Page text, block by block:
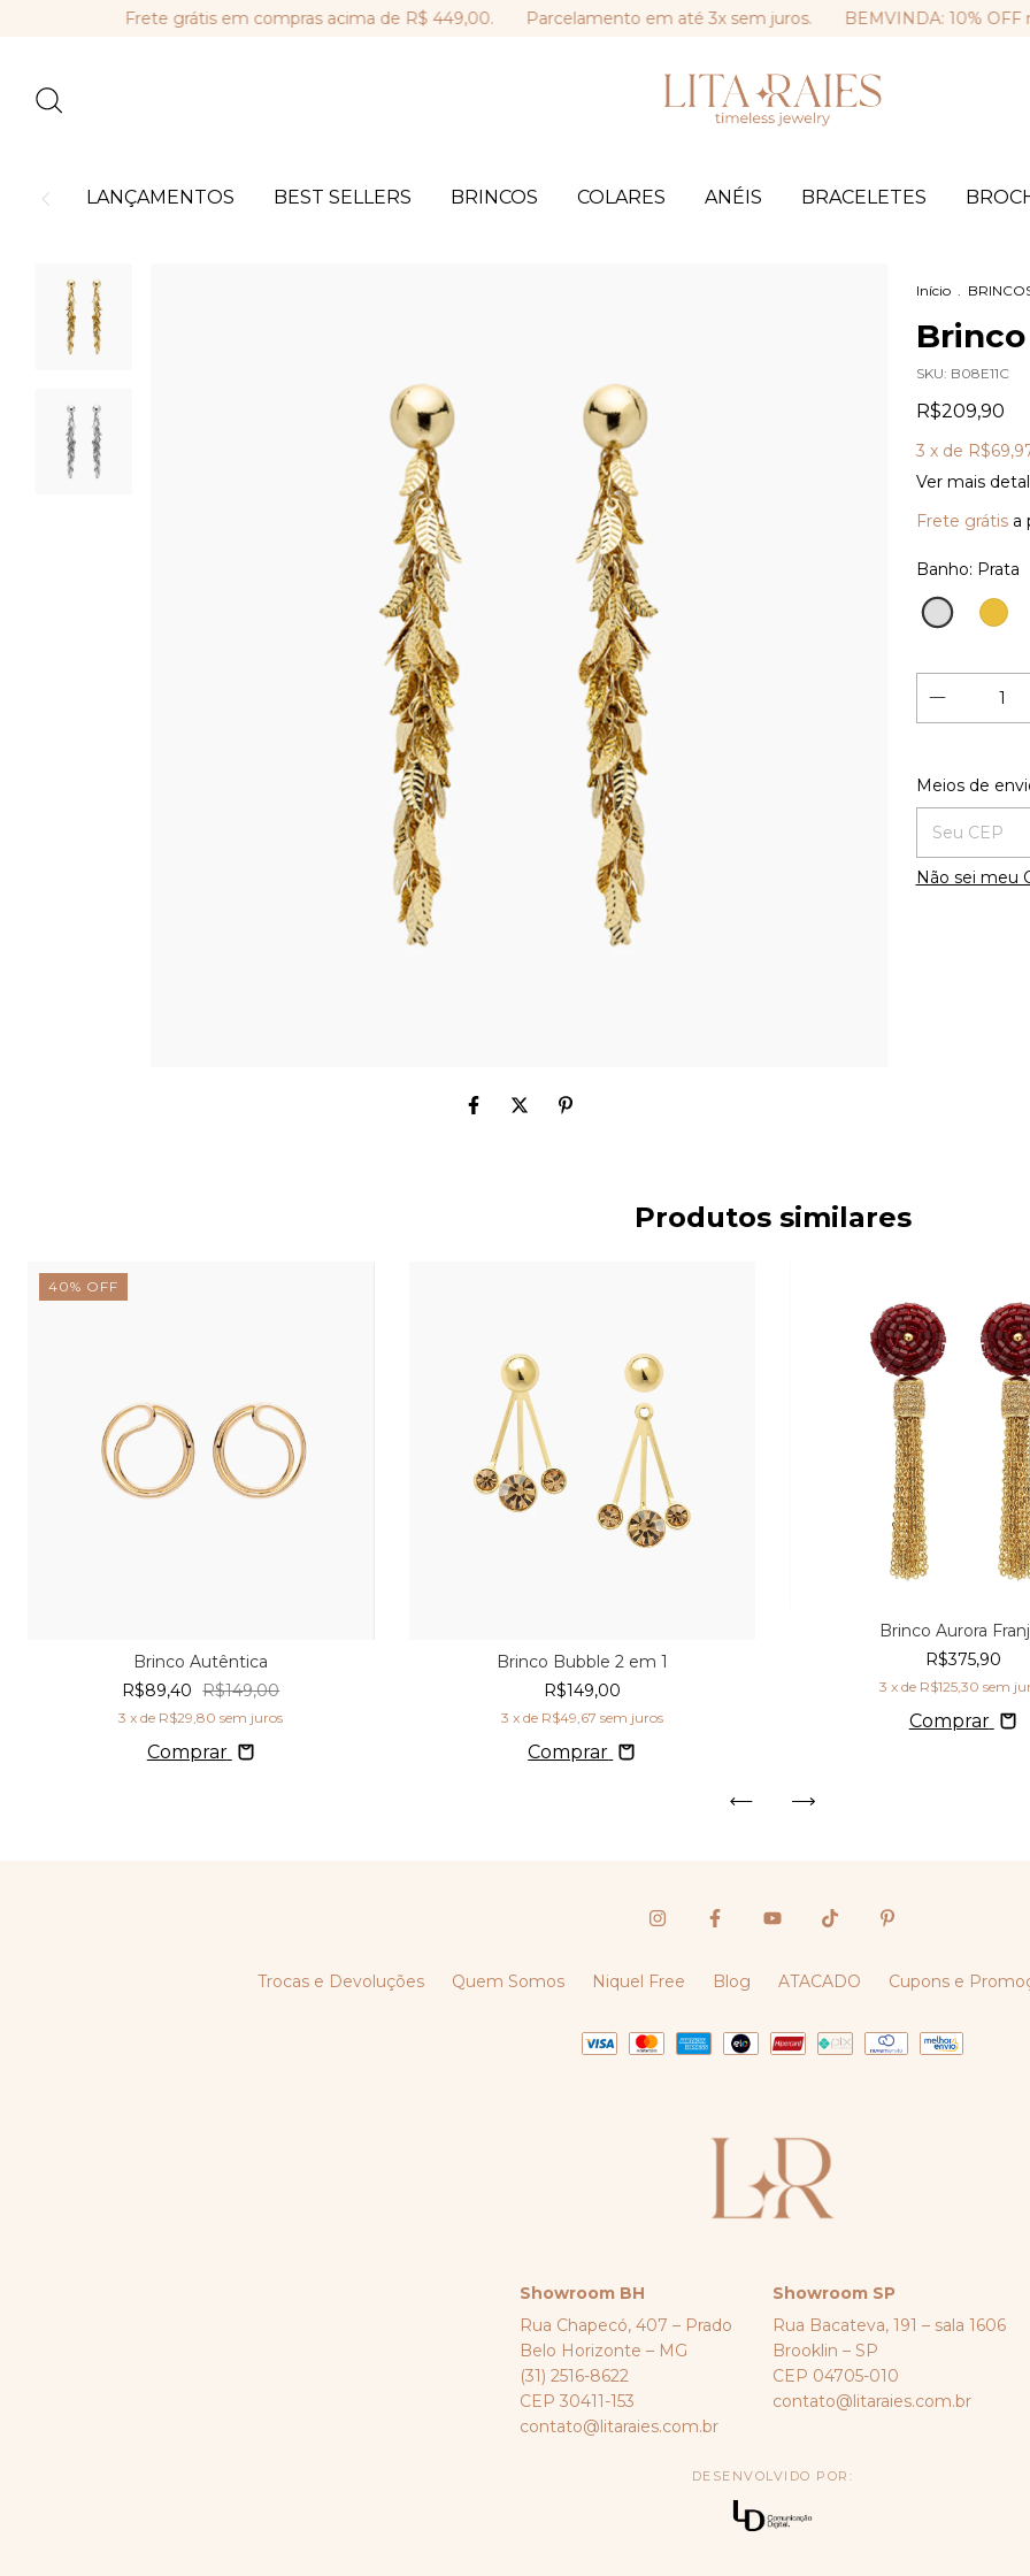
Frete grátis em compras acima de R$ 449,00. Parcelamento em até 3x sem juros. BEMVINDA: 10% OFF na
LANÇAMENTOS BEST SELLERS BRINCOS COLARES ANÉIS BRACELETES
Início .
SKU: B08E11C
R$209,90
3 x de
Ver mais
Frete grátis a
Banho: Prata
Prata
Ouro
18K
Entregas para
Meios de
Não sei meu
Produtos similares
40% OFF
Brinco Autêntica
R$89,40 R$149,00
3 x de R$29,80 sem juros
Comprar
Brinco Bubble 2 em 1
R$149,00
3 x de R$49,67 sem juros
Comprar
Brinco Aurora
R$375,90
3 x de R$125,30 sem
Comprar
Trocas e Devoluções Quem Somos Niquel Free Blog ATACADO Cupons e
Showroom BH
Rua Chapecó, 407 – Prado
Belo Horizonte – MG
(31) 2516-8622
CEP 30411-153
contato@litaraies.com.br
Showroom SP
Rua Bacateva, 191 – sala 1606
Brooklin – SP
CEP 04705-010
contato@litaraies.com.br
DESENVOLVIDO POR: